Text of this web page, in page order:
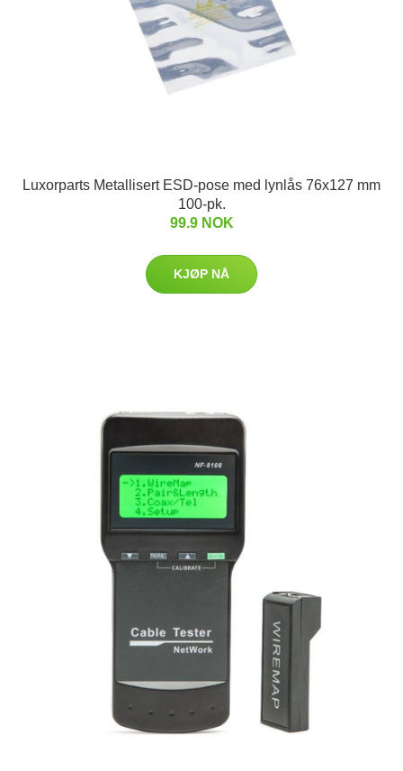
Luxorparts Metallisert ESD-pose med lynlås 76x127 mm
100-pk.
99.9 NOK
KJØP NÅ